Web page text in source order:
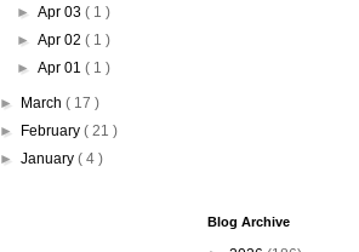
►Apr 03( 1 )
►Apr 02( 1 )
►Apr 01( 1 )
► March ( 17 )
►
February ( 21 )
► January ( 4 )
Blog Archive